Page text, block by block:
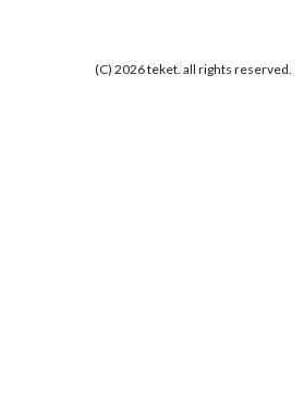
(C) 2026 teket. all rights reserved.